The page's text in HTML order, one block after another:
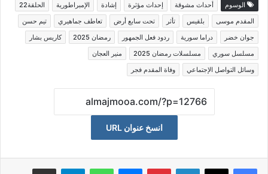
الوسوم أحداث مشوقة إحداث مؤثرة إشادة الإمبراطورية
الحلقة22
المقدم موسى
بلقيس تأثر تحت سابع أرض تعاطف جماهيري
تيم حسن
جوان خضر
دراما سورية ردود فعل الجمهور رمضان 2025
كاريس بشار
مسلسل سوري
مسلسلات رمضان 2025
منير العجان
وسائل التواصل الإجتماعي
وفاة المقدم فجر
انسخ عنوان URL
لينكدإن بينتيريستماسنجر واتساب تيلقرام مشاكة بواسطة البريد الالكتروني